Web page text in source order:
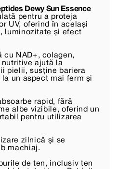
Dewy Sun Essence
pentru a proteja
UV, oferind în același
luminozitate și efect
cu NAD+, colagen,
nutritive ajută la
pielii, susține bariera
un aspect mai ferm și
rapid, fără
albe vizibile, oferind un
pentru utilizarea
zilnică și se
machiaj.
de ten, inclusiv ten